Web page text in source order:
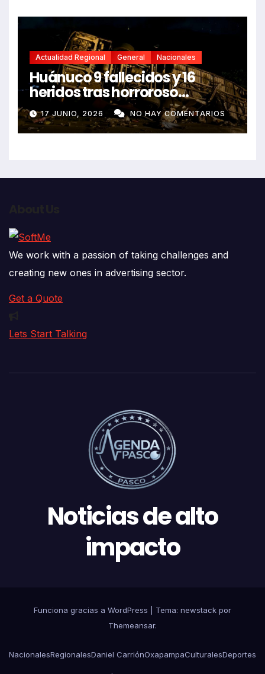
Actualidad Regional General Nacionales
Huánuco 9 fallecidos y 16
heridos tras horroroso
despiste de bus Real Chancas
que impactó contra vivienda
17 JUNIO, 2026 NO HAY COMENTARIOS
We work with a passion of taking challenges and
creating new ones in advertising sector.
Get a Quote
Lets Start Talking
Noticias de alto
impacto
Funciona gracias a WordPress
Tema: newstack por
Themeansar.
NacionalesRegionalesDaniel CarriónOxapampaCulturalesDeportes